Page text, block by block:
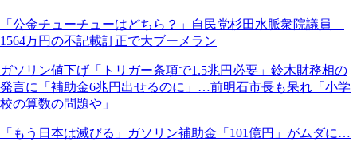
「公金チューチューはどちら？」自民党杉田水脈衆院議員
1564万円の不記載訂正で大ブーメラン
ガソリン値下げ「トリガー条項で1.5兆円必要」鈴木財務相の
発言に「補助金6兆円出せるのに」…前明石市長も呆れ「小学
校の算数の問題や」
「もう日本は滅びる」ガソリン補助金「101億円」がムダに…